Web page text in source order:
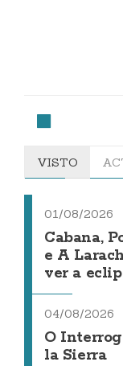
VISTO
01/08/2026
Cabana,
e A
ver a
04/08/2026
O
la Sierra